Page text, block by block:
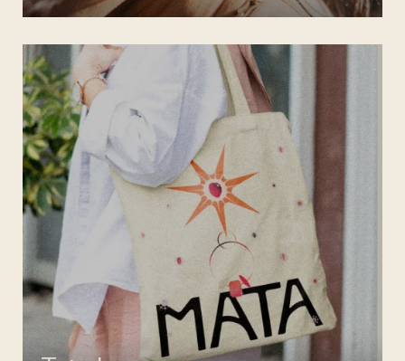
Valorizza ogni outfit con gli orecchini di Mata gioielli: creazioni